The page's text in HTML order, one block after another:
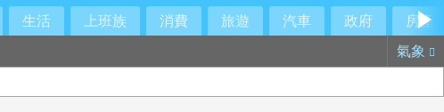
生活 上班族 消費 旅遊 汽車 政府
房產
氣象